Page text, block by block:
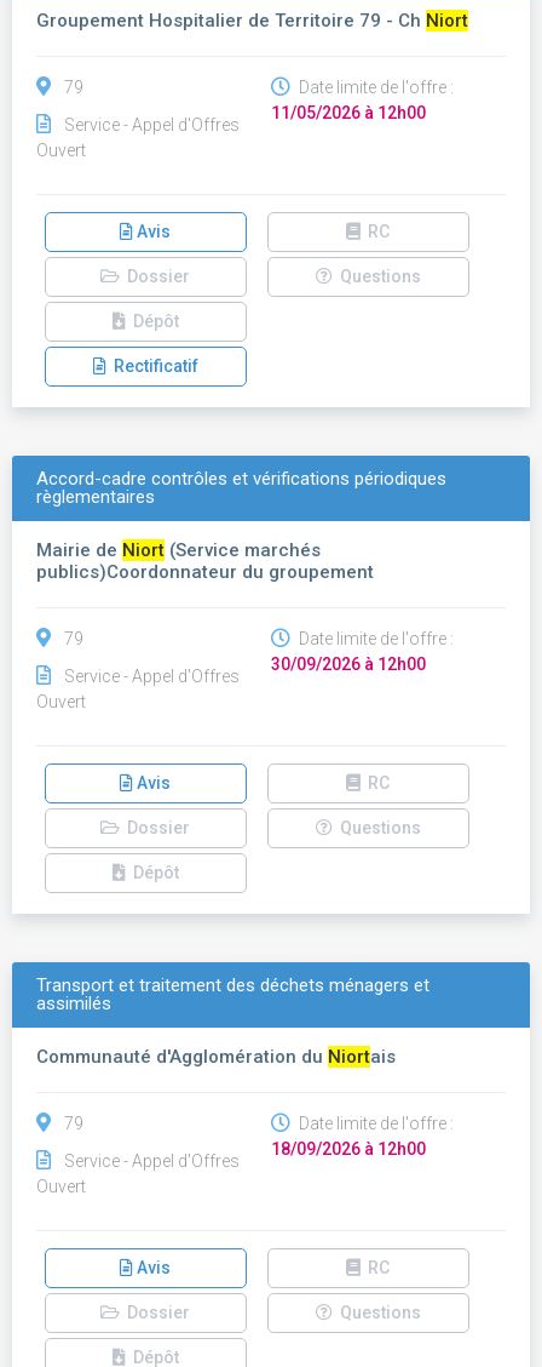
Groupement Hospitalier de Territoire 79 - Ch Niort
79
Service - Appel d'Offres
Ouvert
Date limite de l'offre :
11/05/2026 à 12h00
Avis RC
Dossier Questions
Dépôt
Rectificatif
Accord-cadre contrôles et vérifications périodiques
règlementaires
Mairie de Niort (Service marchés
publics)Coordonnateur du groupement
79
Service - Appel d'Offres
Ouvert
Date limite de l'offre :
30/09/2026 à 12h00
Avis RC
Dossier Questions
Dépôt
Transport et traitement des déchets ménagers et
assimilés
Communauté d'Agglomération du Niortais
79
Service - Appel d'Offres
Ouvert
Date limite de l'offre :
18/09/2026 à 12h00
Avis RC
Dossier Questions
Dépôt